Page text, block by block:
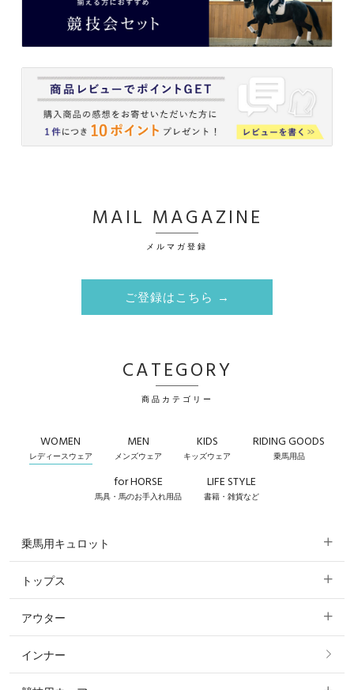
MAIL MAGAZINE
メルマガ登録
ご登録はこちら →
CATEGORY
商品カテゴリー
WOMEN
レディースウェア
MEN
メンズウェア
KIDS
キッズウェア
RIDING GOODS
乗馬用品
for HORSE
馬具・馬のお手入れ用品
LIFE STYLE
書籍・雑貨など
乗馬用キュロット
すべてのキュロット
フルグリップ・尻革 キュロット
ニーグリップ・膝革 キュロット
トップス
すべてのトップス
ポロシャツ
アウター
すべてのアウター
インナー